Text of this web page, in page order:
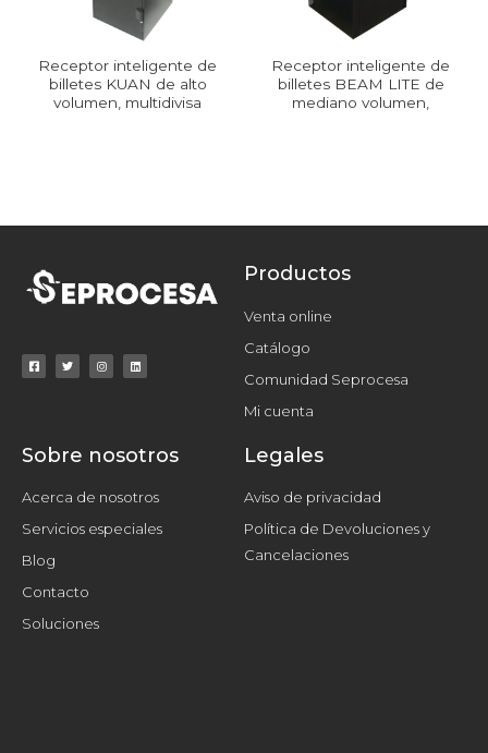
Receptor inteligente de
billetes KUAN de alto
volumen, multidivisa
Receptor inteligente de
billetes BEAM LITE de
mediano volumen,
Productos
Venta online
Catálogo
Comunidad Seprocesa
Mi cuenta
Sobre nosotros
Acerca de nosotros
Servicios especiales
Blog
Contacto
Soluciones
Legales
Aviso de privacidad
Política de Devoluciones y
Cancelaciones